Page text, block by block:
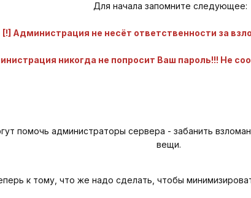
Для начала запомните следующее:
[!] Администрация не несёт ответственности за
никогда не попросит Bаш пароль!!! Не
помочь администраторы сервера - забанить
вещи.
к тому, что же надо сделать, чтобы